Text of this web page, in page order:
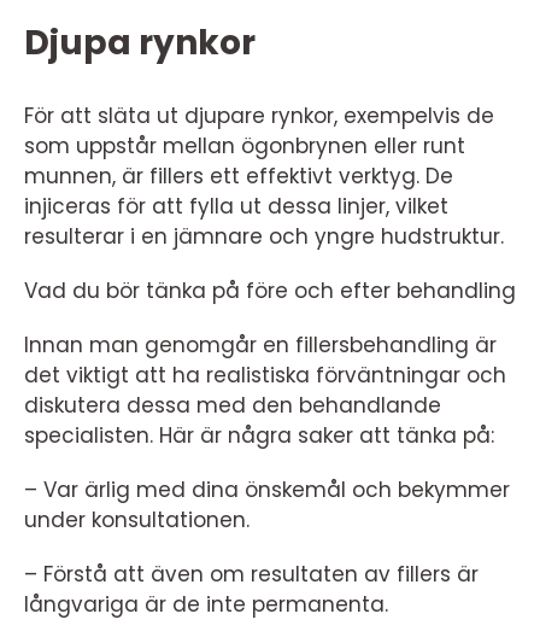
Djupa rynkor
För att släta ut djupare rynkor, exempelvis de
som uppstår mellan ögonbrynen eller runt
munnen, är fillers ett effektivt verktyg. De
injiceras för att fylla ut dessa linjer, vilket
resulterar i en jämnare och yngre hudstruktur.
Vad du bör tänka på före och efter behandling
Innan man genomgår en fillersbehandling är
det viktigt att ha realistiska förväntningar och
diskutera dessa med den behandlande
specialisten. Här är några saker att tänka på:
– Var ärlig med dina önskemål och bekymmer
under konsultationen.
– Förstå att även om resultaten av fillers är
långvariga är de inte permanenta.